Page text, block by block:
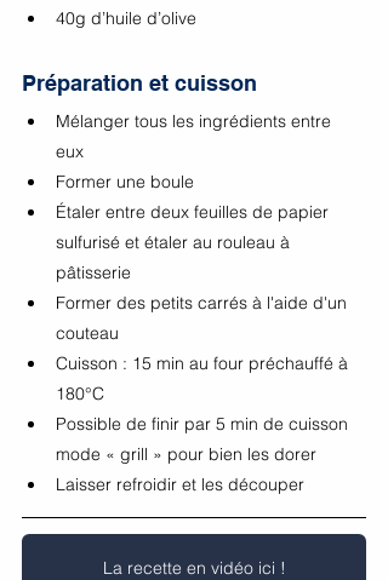
40g d’huile d’olive
Préparation et cuisson
Mélanger tous les ingrédients entre
eux
Former une boule
Étaler entre deux feuilles de papier
sulfurisé et étaler au rouleau à
pâtisserie
Former des petits carrés à l'aide d'un
couteau
Cuisson : 15 min au four préchauffé à
180°C
Possible de finir par 5 min de cuisson
mode « grill » pour bien les dorer
Laisser refroidir et les découper
La recette en vidéo ici !